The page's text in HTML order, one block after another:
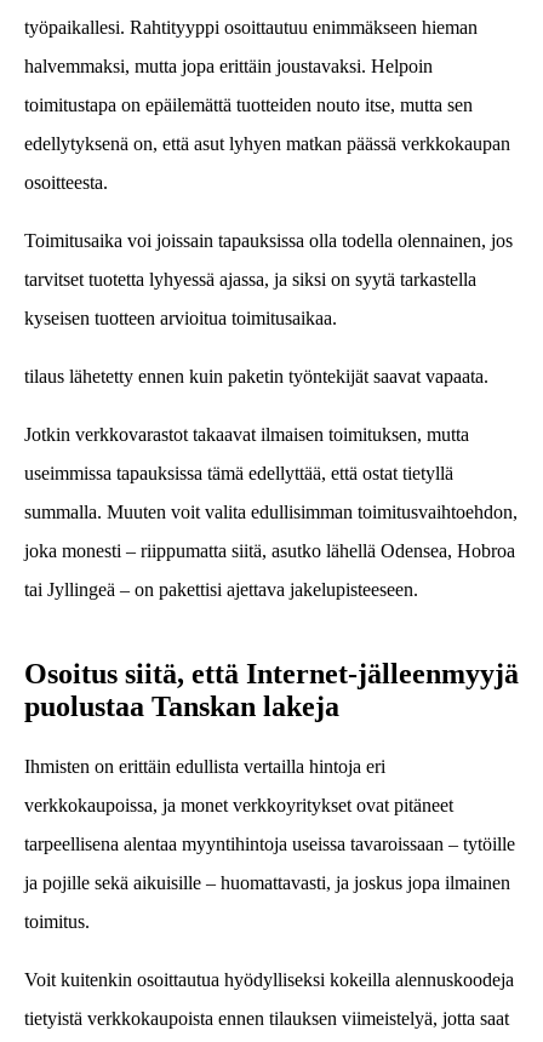
työpaikallesi. Rahtityyppi osoittautuu enimmäkseen hieman
halvemmaksi, mutta jopa erittäin joustavaksi. Helpoin
toimitustapa on epäilemättä tuotteiden nouto itse, mutta sen
edellytyksenä on, että asut lyhyen matkan päässä verkkokaupan
osoitteesta.
Toimitusaika voi joissain tapauksissa olla todella olennainen, jos
tarvitset tuotetta lyhyessä ajassa, ja siksi on syytä tarkastella
kyseisen tuotteen arvioitua toimitusaikaa.
tilaus lähetetty ennen kuin paketin työntekijät saavat vapaata.
Jotkin verkkovarastot takaavat ilmaisen toimituksen, mutta
useimmissa tapauksissa tämä edellyttää, että ostat tietyllä
summalla. Muuten voit valita edullisimman toimitusvaihtoehdon,
joka monesti – riippumatta siitä, asutko lähellä Odensea, Hobroa
tai Jyllingeä – on pakettisi ajettava jakelupisteeseen.
Osoitus siitä, että Internet-jälleenmyyjä
puolustaa Tanskan lakeja
Ihmisten on erittäin edullista vertailla hintoja eri
verkkokaupoissa, ja monet verkkoyritykset ovat pitäneet
tarpeellisena alentaa myyntihintoja useissa tavaroissaan – tytöille
ja pojille sekä aikuisille – huomattavasti, ja joskus jopa ilmainen
toimitus.
Voit kuitenkin osoittautua hyödylliseksi kokeilla alennuskoodeja
tietyistä verkkokaupoista ennen tilauksen viimeistelyä, jotta saat